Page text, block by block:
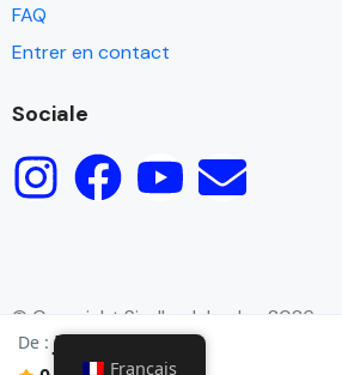
De : JOD8
FAQ
Entrer en contact
Sociale
© Copyright Sindbad Jordan 2026
Français